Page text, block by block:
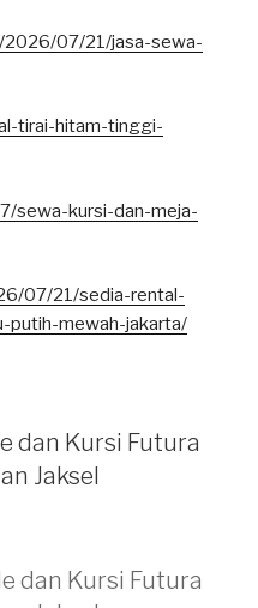
07/21/jasa-sewa-
tirai-hitam-tinggi-
sewa-kursi-dan-meja-
07/21/sedia-rental-
putih-mewah-jakarta/
dan Kursi Futura
Jaksel
dan Kursi Futura